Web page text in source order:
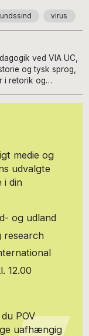
virus
ved VIA UC,
og tysk sprog,
i retorik og
på det
med vægt på
Har
kredser aktuelt
humanisme og
filosofisk og
til en række af de
medie og
udvalgte
i din
og udland
research
12.00
POV
uafhængig